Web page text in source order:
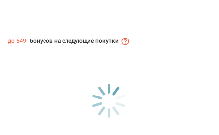
до 549 бонусов на следующие покупки